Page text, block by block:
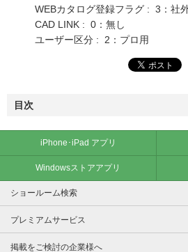
WEBカタログ登録フラグ : 3：社
CAD LINK : 0：無し
ユーザー区分 : 2：プロ用
目次
iPhone･iPad アプリ
Windowsストアアプリ
ショールーム検索
プレミアムサービス
掲載をご検討の企業様へ